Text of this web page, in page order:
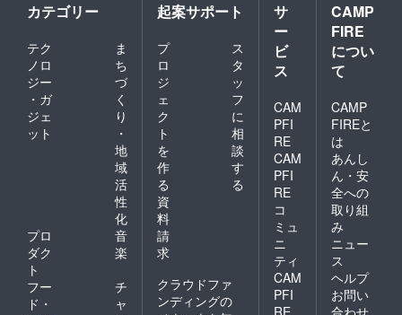
カテゴリー
テク
ノロ
ジー
・ガ
ジェ
ット
ま
ち
づ
く
り
・
地
域
活
性
化
プロ
ダク
ト
音
楽
フー
ド・
チ
ャ
起案サポート
プ
ロ
ジ
ェ
ク
ト
を
作
る
ス
タ
ッ
フ
に
相
談
す
る
資
料
請
求
クラウドファ
ンディングの
サ
ー
ビ
ス
CAM
PFI
RE
CAM
PFI
RE
コ
ミュ
ニ
ティ
CAM
PFI
CAMP
FIRE
につい
て
CAMP
FIREと
は
あんし
ん・安
全への
取り組
み
ニュー
ス
ヘルプ
お問い